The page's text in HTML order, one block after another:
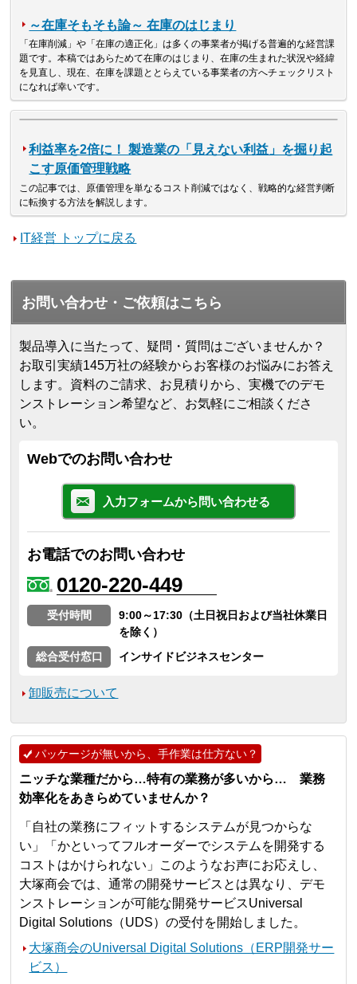
～在庫そもそも論～ 在庫のはじまり
「在庫削減」や「在庫の適正化」は多くの事業者が掲げる普遍的な経営課
題です。本稿ではあらためて在庫のはじまり、在庫の生まれた状況や経緯
を見直し、現在、在庫を課題ととらえている事業者の方へチェックリスト
になれば幸いです。
利益率を2倍に！ 製造業の「見えない利益」を掘り起
こす原価管理戦略
この記事では、原価管理を単なるコスト削減ではなく、戦略的な経営判断
に転換する方法を解説します。
IT経営 トップに戻る
お問い合わせ・ご依頼はこちら
製品導入に当たって、疑問・質問はございませんか？
お取引実績145万社の経験からお客様のお悩みにお答え
します。 資料のご請求、お見積りから、実機でのデモ
ンストレーション希望など、お気軽にご相談くださ
い。
Webでのお問い合わせ
入力フォームから問い合わせる
お電話でのお問い合わせ
0120-220-449
受付時間
9:00～17:30（土日祝日および当社休業日
を除く）
総合受付窓口
インサイドビジネスセンター
卸販売について
パッケージが無いから、手作業は仕方ない？
ニッチな業種だから…特有の業務が多いから… 業務
効率化をあきらめていませんか？
「自社の業務にフィットするシステムが見つからな
い」「かといってフルオーダーでシステムを開発する
コストはかけられない」このようなお声にお応えし、
大塚商会では、通常の開発サービスとは異なり、デモ
ンストレーションが可能な開発サービスUniversal
Digital Solutions（UDS）の受付を開始しました。
大塚商会のUniversal Digital Solutions（ERP開発サー
ビス）